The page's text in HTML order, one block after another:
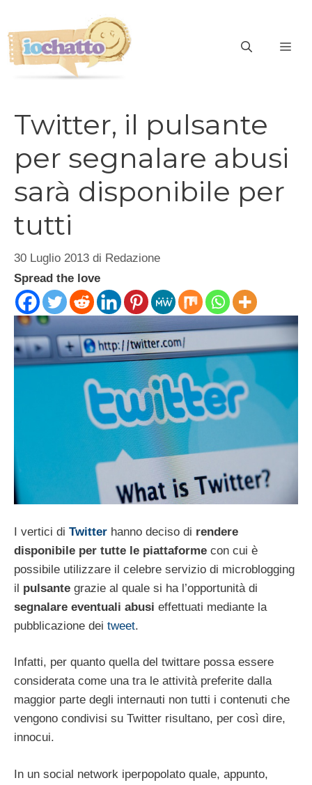
contenuto
Twitter, il pulsante
per segnalare abusi
sarà disponibile per
tutti
30 Luglio 2013 di Redazione
Spread the love
I vertici di Twitter hanno deciso di rendere
disponibile per tutte le piattaforme con cui è
possibile utilizzare il celebre servizio di microblogging
il pulsante grazie al quale si ha l’opportunità di
segnalare eventuali abusi effettuati mediante la
pubblicazione dei tweet.
Infatti, per quanto quella del twittare possa essere
considerata come una tra le attività preferite dalla
maggior parte degli internauti non tutti i contenuti che
vengono condivisi su Twitter risultano, per così dire,
innocui.
In un social network iperpopolato quale, appunto,